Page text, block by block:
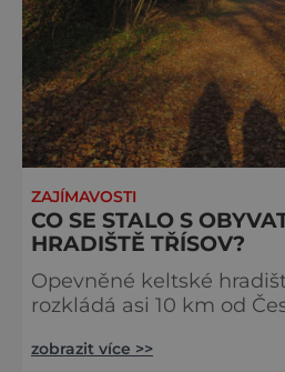
ZAJÍMAVOSTI
CO SE STALO S
HRADIŠTĚ TŘÍSOV?
Opevněné keltské
rozkládá asi 10 km od
Dodnes tu dýchá
zobrazit více >>